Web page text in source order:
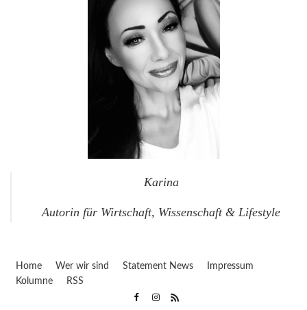
Karina
Autorin für Wirtschaft, Wissenschaft & Lifestyle
Home Wer wir sind Statement News
Impressum
Kolumne
RSS